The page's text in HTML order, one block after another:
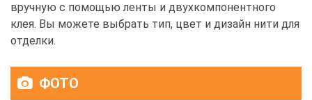
вручную с помощью ленты и двухкомпонентного
клея. Вы можете выбрать тип, цвет и дизайн нити для
отделки.
ФОТО